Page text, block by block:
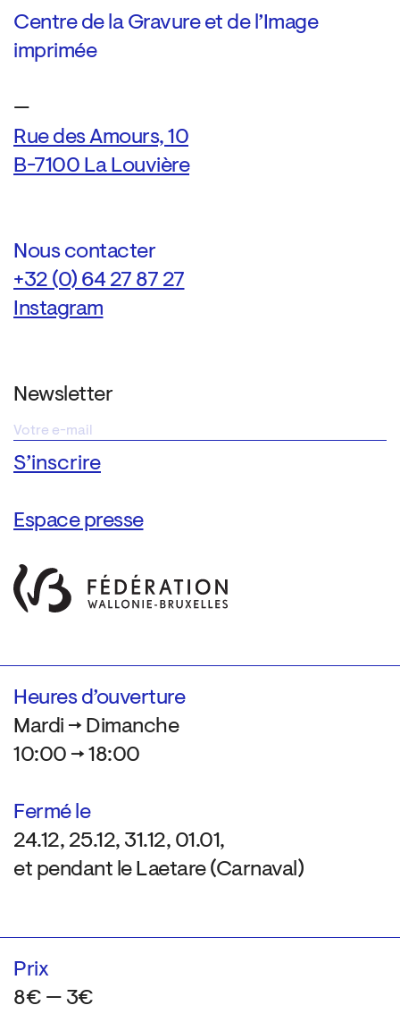
Centre de la Gravure et de l’Image
imprimée
—
Rue des Amours, 10
B-7100 La Louvière
Nous contacter
+32 (0) 64 27 87 27
Instagram
Newsletter
Espace presse
Heures d’ouverture
Mardi → Dimanche
10:00 → 18:00
Fermé le
24.12, 25.12, 31.12, 01.01,
et pendant le Laetare (Carnaval)
Prix
8€ — 3€